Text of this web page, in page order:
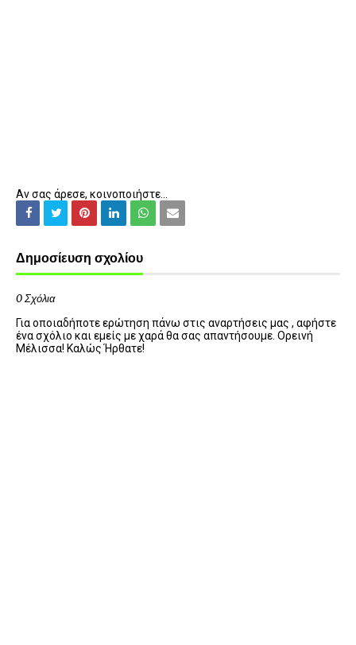
Αν σας άρεσε, κοινοποιήστε...
Δημοσίευση σχολίου
0 Σχόλια
Για οποιαδήποτε ερώτηση πάνω στις αναρτήσεις μας , αφήστε
ένα σχόλιο και εμείς με χαρά θα σας απαντήσουμε. Ορεινή
Μέλισσα! Καλώς Ήρθατε!